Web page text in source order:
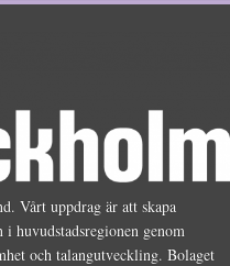
Vårt uppdrag är att skapa
genom
och talangutveckling. Bolaget